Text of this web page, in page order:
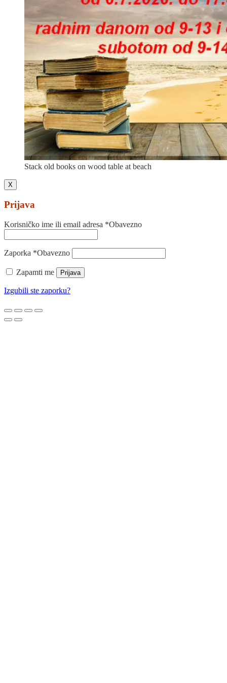
Stack old books on wood table at beach
X
Prijava
Korisničko ime ili email adresa *Obavezno
Zaporka *Obavezno
Zapamti me Prijava
Izgubili ste zaporku?